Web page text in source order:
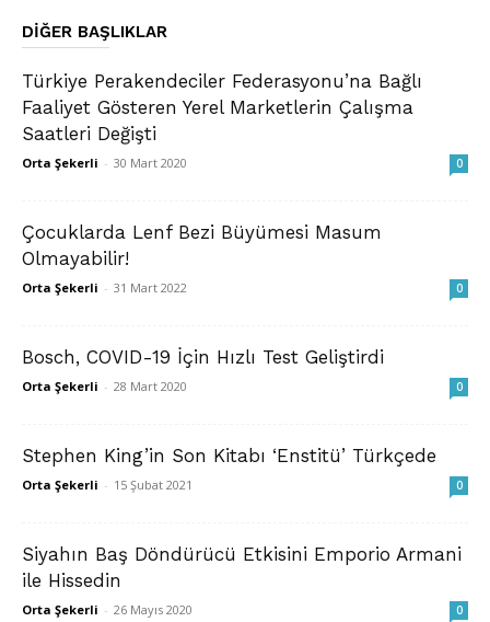
DIĞER BAŞLIKLAR
Türkiye Perakendeciler Federasyonu’na Bağlı
Faaliyet Gösteren Yerel Marketlerin Çalışma
Saatleri Değişti
Orta Şekerli - 30 Mart 2020 0
Çocuklarda Lenf Bezi Büyümesi Masum
Olmayabilir!
Orta Şekerli - 31 Mart 2022 0
Bosch, COVID-19 İçin Hızlı Test Geliştirdi
Orta Şekerli - 28 Mart 2020 0
Stephen King’in Son Kitabı ‘Enstitü’ Türkçede
Orta Şekerli - 15 Şubat 2021 0
Siyahın Baş Döndürücü Etkisini Emporio Armani
ile Hissedin
Orta Şekerli - 26 Mayıs 2020 0